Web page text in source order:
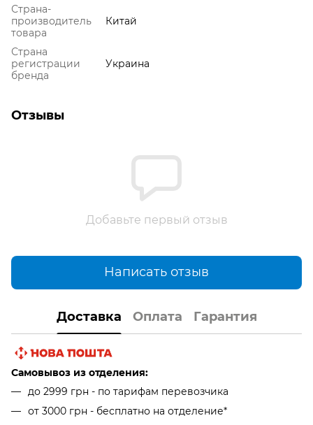
Страна-
производитель
товара
Китай
Страна
регистрации
бренда
Украина
Отзывы
Добавьте первый отзыв
Написать отзыв
Доставка Оплата Гарантия
Самовывоз из отделения:
до 2999 грн - по тарифам перевозчика
от 3000 грн - бесплатно на отделение*